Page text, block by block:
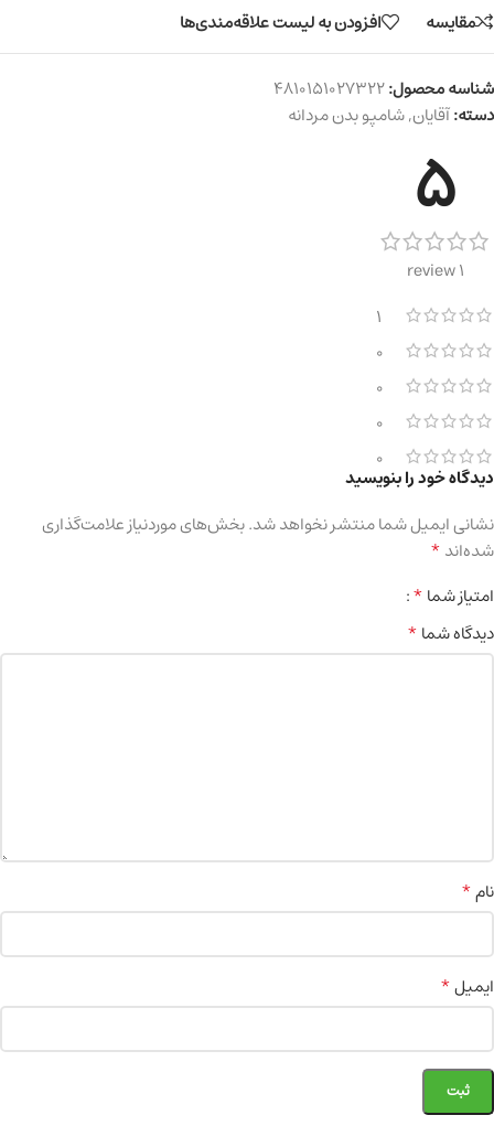
مقایسه افزودن به لیست علاقه‌مندی‌ها
شناسه محصول:4810151027322
دسته:آقایان,شامپو بدن مردانه
5
1 review
1
0
0
0
0
دیدگاه خود را بنویسید
نشانی ایمیل شما منتشر نخواهد شد.بخش‌های موردنیاز علامت‌گذاری
شده‌اند*
امتیاز شما*
دیدگاه شما*
نام*
ایمیل*